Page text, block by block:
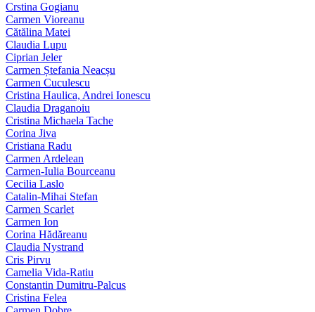
Crstina Gogianu
Carmen Vioreanu
Cătălina Matei
Claudia Lupu
Ciprian Jeler
Carmen Ștefania Neacșu
Carmen Cuculescu
Cristina Haulica, Andrei Ionescu
Claudia Draganoiu
Cristina Michaela Tache
Corina Jiva
Cristiana Radu
Carmen Ardelean
Carmen-Iulia Bourceanu
Cecilia Laslo
Catalin-Mihai Stefan
Carmen Scarlet
Carmen Ion
Corina Hădăreanu
Claudia Nystrand
Cris Pirvu
Camelia Vida-Ratiu
Constantin Dumitru‑Palcus
Cristina Felea